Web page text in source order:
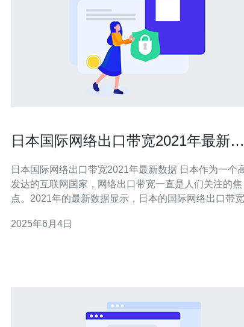
日本国际网络出口带宽2021年最新数
日本国际网络出口带宽2021年最新数据 日本作为一个高度
发达的互联网国家，网络出口带宽一直是人们关注的焦
点。2021年的最新数据显示，日本的国际网络出口带
网络出口带宽有了显著的增长。随着数字经济的蓬勃发
2025年6月4日